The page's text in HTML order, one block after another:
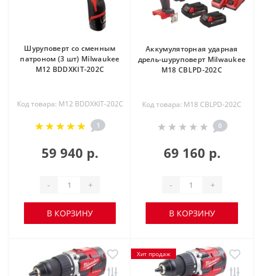
Шуруповерт со сменным
патроном (3 шт) Milwaukee
M12 BDDXKIT-202C
Код товара: M12 BDDXKIT-202C
1
59 940 р.
- +
В КОРЗИНУ
Аккумуляторная ударная
дрель-шуруповерт Milwaukee
M18 CBLPD-202C
Код товара: M18 CBLPD-202C
0
69 160 р.
- +
В КОРЗИНУ
Хит продаж